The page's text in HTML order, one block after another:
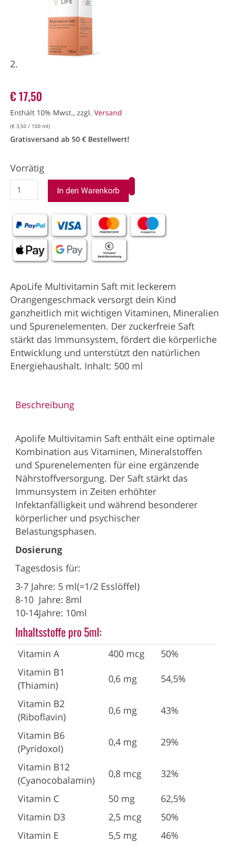
€17,50
Enthält 10% Mwst., zzgl. Versand
(€ 3,50 / 100 ml)
Gratisversand ab 50 € Bestellwert!
Vorrätig
In den Warenkorb
ApoLife Multivitamin Saft mit leckerem
Orangengeschmack versorgt dein Kind
ganzheitlich mit wichtigen Vitaminen, Mineralien
und Spurenelementen. Der zuckerfreie Saft
stärkt das Immunsystem, fördert die körperliche
Entwicklung und unterstützt den natürlichen
Energiehaushalt. Inhalt: 500 ml
Beschreibung
Apolife Multivitamin Saft enthält eine optimale
Kombination aus Vitaminen, Mineralstoffen
und Spurenelementen für eine ergänzende
Nährstoffversorgung. Der Saft stärkt das
Immunsystem in Zeiten erhöhter
Infektanfälligkeit und während besonderer
körperlicher und psychischer
Belastungsphasen.
Dosierung
Tagesdosis für:
3-7 Jahre: 5 ml(=1/2 Esslöffel)
8-10 Jahre: 8ml
10-14Jahre: 10ml
Inhaltsstoffe pro 5ml:
Vitamin A 400 mcg
50%
Vitamin B1
(Thiamin)
0,6 mg 54,5%
Vitamin B2
(Riboflavin)
0,6 mg 43%
Vitamin B6
(Pyridoxol)
0,4 mg 29%
Vitamin B12
(Cyanocobalamin)
0,8 mcg 32%
Vitamin C 50 mg
62,5%
Vitamin D3
2,5 mcg
50%
Vitamin E
5,5 mg
46%